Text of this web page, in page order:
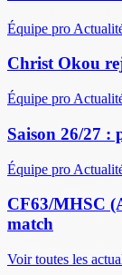
Équipe pro
Christ Okou
Équipe pro
Saison 26/27 :
Équipe pro
CF63/MHSC
match
Voir toutes les